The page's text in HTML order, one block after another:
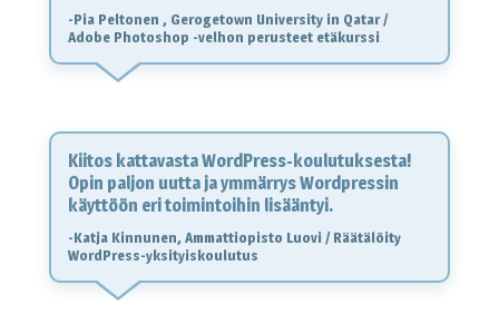
-Pia Peltonen , Gerogetown University in Qatar /
Adobe Photoshop -velhon perusteet etäkurssi
Kiitos kattavasta WordPress-koulutuksesta!
Opin paljon uutta ja ymmärrys Wordpressin
käyttöön eri toimintoihin lisääntyi.
-Katja Kinnunen, Ammattiopisto Luovi / Räätälöity
WordPress-yksityiskoulutus